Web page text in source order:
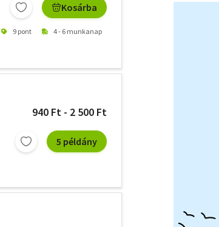
Kosárba
9 pont 4 - 6 munkanap
940 Ft - 2 500 Ft
5 példány